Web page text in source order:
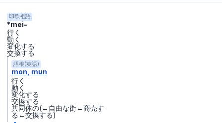
印欧祖語
*mei-
行く
動く
変化する
交換する
語根(英語)
mon mun
行く
動く
変化する
交換する
共同体の(←自由な街←商売す
る←交換する)